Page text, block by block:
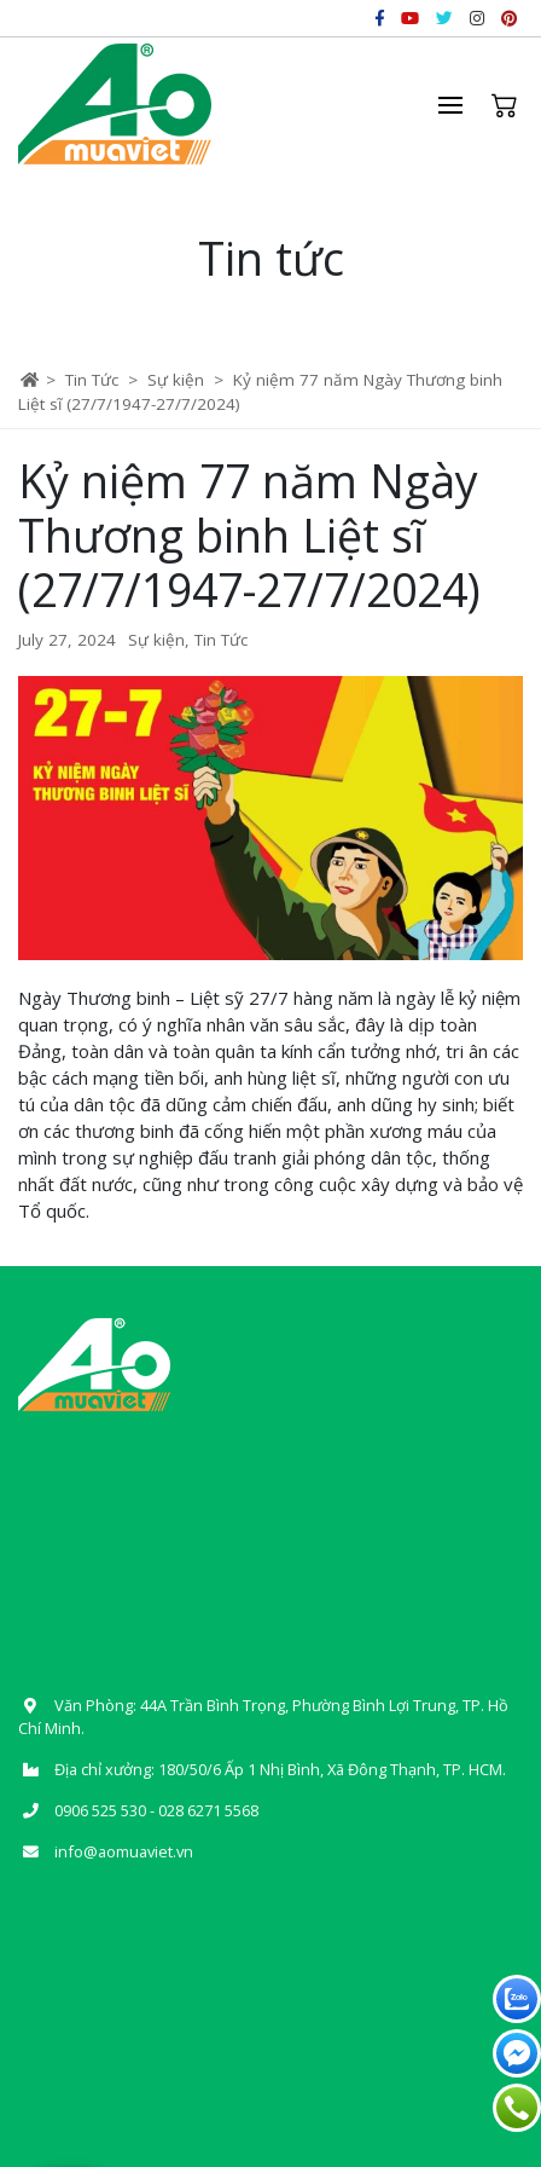
Tin tức
> Tin Tức > Sự kiện > Kỷ niệm 77 năm Ngày Thương binh
Liệt sĩ (27/7/1947-27/7/2024)
Kỷ niệm 77 năm Ngày
Thương binh Liệt sĩ
(27/7/1947-27/7/2024)
July 27, 2024 Sự kiện,Tin Tức
Ngày Thương binh – Liệt sỹ 27/7 hàng năm là ngày lễ kỷ niệm
quan trọng, có ý nghĩa nhân văn sâu sắc, đây là dịp toàn
Đảng, toàn dân và toàn quân ta kính cẩn tưởng nhớ, tri ân các
bậc cách mạng tiền bối, anh hùng liệt sĩ, những người con ưu
tú của dân tộc đã dũng cảm chiến đấu, anh dũng hy sinh; biết
ơn các thương binh đã cống hiến một phần xương máu của
mình trong sự nghiệp đấu tranh giải phóng dân tộc, thống
nhất đất nước, cũng như trong công cuộc xây dựng và bảo vệ
Tổ quốc.
Văn Phòng: 44A Trần Bình Trọng, Phường Bình Lợi Trung, TP. Hồ
Chí Minh.
Địa chỉ xưởng: 180/50/6 Ấp 1 Nhị Bình, Xã Đông Thạnh, TP. HCM.
0906 525 530 - 028 6271 5568
info@aomuaviet.vn